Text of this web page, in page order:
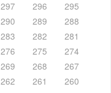
297 296
295
290 289
288
283 282
281
276 275
274
269 268
267
262 261
260